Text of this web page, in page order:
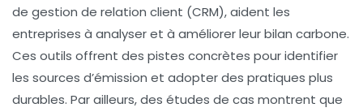
de gestion de relation client (CRM), aident les
entreprises à analyser et à améliorer leurbilan carbone.
Ces outils offrent des pistes concrètes pour identifier
les sources d’émission et adopter des pratiques plus
durables. Par ailleurs, des études de cas montrent que